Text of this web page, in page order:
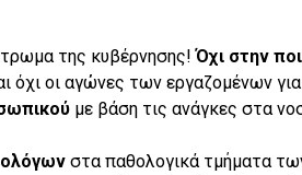
της κυβέρνησης! Όχι στην
όχι οι αγώνες των εργαζομένων
με βάση τις ανάγκες στα
στα παθολογικά τμήματα